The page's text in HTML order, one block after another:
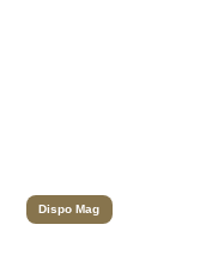
Dispo Mag